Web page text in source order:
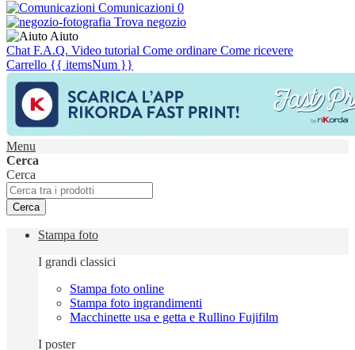
Comunicazioni 0
Trova negozio
Aiuto
Chat F.A.Q. Video tutorial Come ordinare Come ricevere
Carrello {{ itemsNum }}
Menu
Cerca
Cerca
Cerca
Stampa foto
I grandi classici
Stampa foto online
Stampa foto ingrandimenti
Macchinette usa e getta e Rullino Fujifilm
I poster